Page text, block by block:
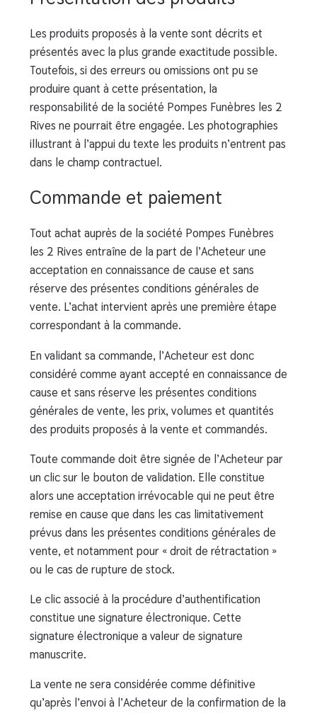
Les produits proposés à la vente sont décrits et
présentés avec la plus grande exactitude possible.
Toutefois, si des erreurs ou omissions ont pu se
produire quant à cette présentation, la
responsabilité de la société Pompes Funèbres les 2
Rives ne pourrait être engagée. Les photographies
illustrant à l’appui du texte les produits n’entrent pas
dans le champ contractuel.
Commande et paiement
Tout achat auprès de la société Pompes Funèbres
les 2 Rives entraîne de la part de l’Acheteur une
acceptation en connaissance de cause et sans
réserve des présentes conditions générales de
vente. L’achat intervient après une première étape
correspondant à la commande.
En validant sa commande, l’Acheteur est donc
considéré comme ayant accepté en connaissance de
cause et sans réserve les présentes conditions
générales de vente, les prix, volumes et quantités
des produits proposés à la vente et commandés.
Toute commande doit être signée de l’Acheteur par
un clic sur le bouton de validation. Elle constitue
alors une acceptation irrévocable qui ne peut être
remise en cause que dans les cas limitativement
prévus dans les présentes conditions générales de
vente, et notamment pour « droit de rétractation »
ou le cas de rupture de stock.
Le clic associé à la procédure d’authentification
constitue une signature électronique. Cette
signature électronique a valeur de signature
manuscrite.
La vente ne sera considérée comme définitive
qu’après l’envoi à l’Acheteur de la confirmation de la